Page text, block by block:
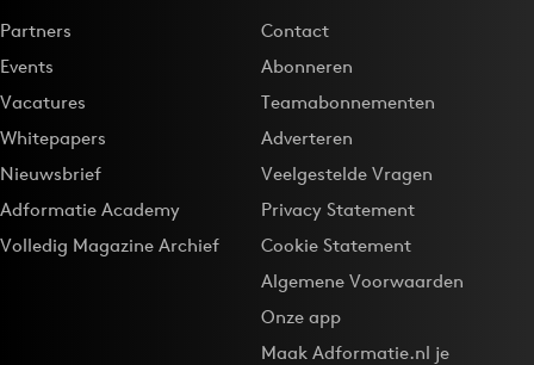
Partners
Events
Vacatures
Whitepapers
Nieuwsbrief
Adformatie Academy
Volledig Magazine Archief
Contact
Abonneren
Teamabonnementen
Adverteren
Veelgestelde Vragen
Privacy Statement
Cookie Statement
Algemene Voorwaarden
Onze app
Maak Adformatie.nl je